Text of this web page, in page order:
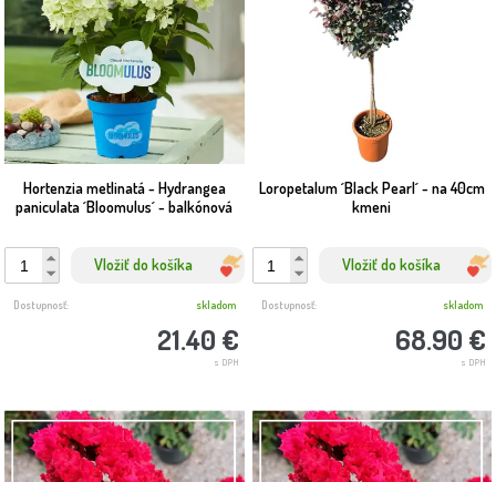
Hortenzia metlinatá - Hydrangea
paniculata ´Bloomulus´ - balkónová
Vložiť do košíka
21.40 €
s DPH
Dostupnosť: skladom
Loropetalum ´Black Pearl´ - na 40cm
kmeni
Vložiť do košíka
68.90 €
s DPH
Dostupnosť: skladom